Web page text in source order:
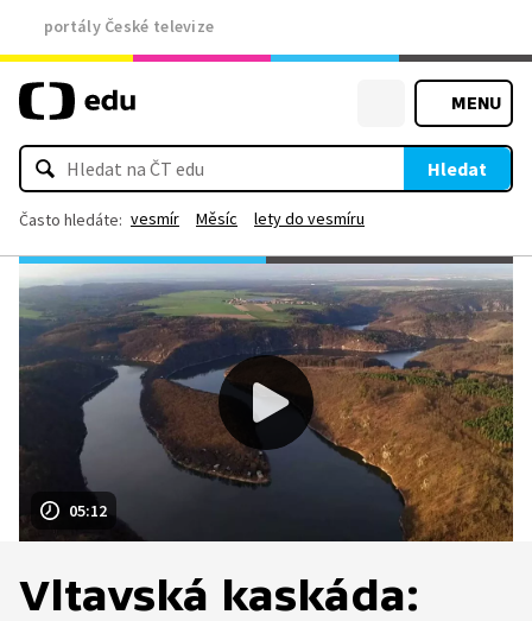
portály České televize
MENU
Hledat
Často hledáte: vesmír Měsíc lety do vesmíru
05:12
Vltavská kaskáda: